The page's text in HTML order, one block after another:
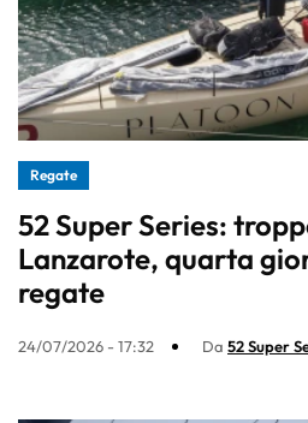
Regate
52 Super Series:
Lanzarote, quarta
regate
24/07/2026 - 17:32 Da 52 Super